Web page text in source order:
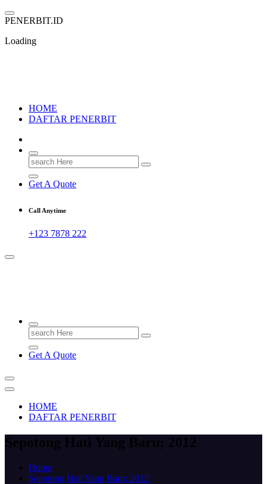
Skip
to
PENERBIT.ID
Loading
HOME
DAFTAR PENERBIT
Search
for:
Get A Quote
Call Anytime
+123 7878 222
Search
for:
Get A Quote
HOME
DAFTAR PENERBIT
Sepotong Hati Yang Baru; 2012
Home
Sepotong Hati Yang Baru; 2012